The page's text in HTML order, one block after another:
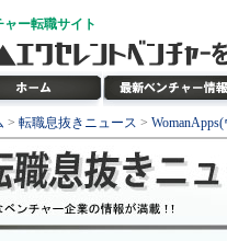
ャー転職サイト
> 転職息抜きニュース >